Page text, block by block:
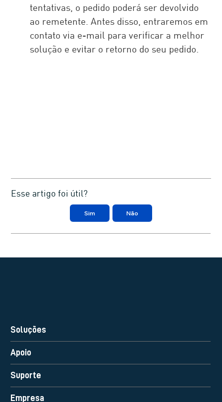
tentativas, o pedido poderá ser devolvido
ao remetente. Antes disso, entraremos em
contato via e-mail para verificar a melhor
solução e evitar o retorno do seu pedido.
Esse artigo foi útil?
Sim Não
Soluções
Apoio
Suporte
Empresa